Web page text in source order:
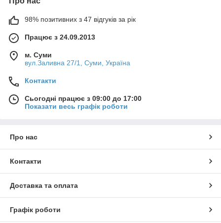
98% позитивних з 47 відгуків за рік
Працює з 24.09.2013
м. Суми
вул.Заливна 27/1, Суми, Україна
Контакти
Сьогодні працює з 09:00 до 17:00
Показати весь графік роботи
Про нас
Контакти
Доставка та оплата
Графік роботи